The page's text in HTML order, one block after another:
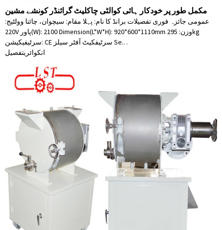
مکمل طور پر خودکار ہائی کوالٹی چاکلیٹ گرائنڈر کونشے مشین
عمومی جائزہ فوری تفصیلات برانڈ کا نام: پہلا مقام: سیچوان، چائنا وولٹیج:
220V پاور(W): 2100 Dimension(L*W*H): 920*600*1110mm وزن: 295kg
سرٹیفیکیشن: CE سرٹیفکیٹ آفٹر سیلز Se.. .
انکوائریتفصیل